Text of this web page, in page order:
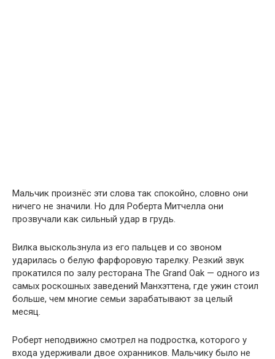
Мальчик произнёс эти слова так спокойно, словно они
ничего не значили. Но для Роберта Митчелла они
прозвучали как сильный удар в грудь.
Вилка выскользнула из его пальцев и со звоном
ударилась о белую фарфоровую тарелку. Резкий звук
прокатился по залу ресторана The Grand Oak — одного из
самых роскошных заведений Манхэттена, где ужин стоил
больше, чем многие семьи зарабатывают за целый
месяц.
Роберт неподвижно смотрел на подростка, которого у
входа удерживали двое охранников. Мальчику было не